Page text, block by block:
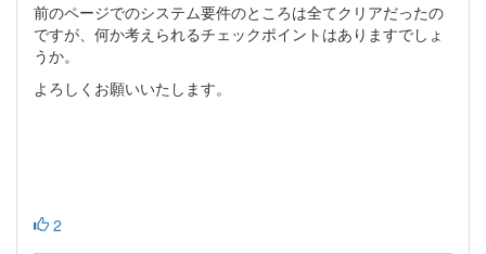
前のページでのシステム要件のところは全てクリアだったの
ですが、何か考えられるチェックポイントはありますでしょ
うか。
よろしくお願いいたします。
2